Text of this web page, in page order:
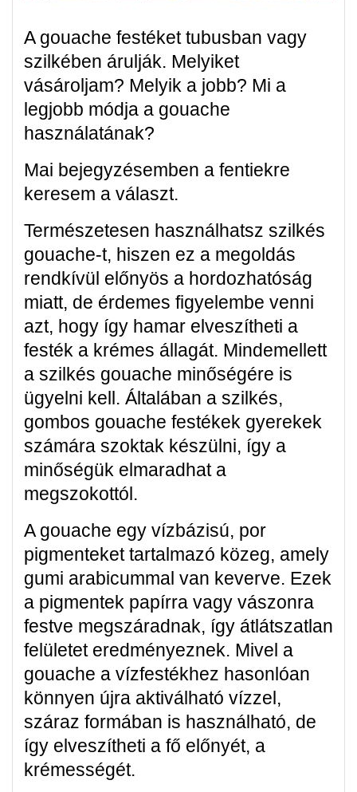
A gouache festéket tubusban vagy
szilkében árulják. Melyiket
vásároljam? Melyik a jobb? Mi a
legjobb módja a gouache
használatának?
Mai bejegyzésemben a fentiekre
keresem a választ.
Természetesen használhatsz szilkés
gouache-t, hiszen ez a megoldás
rendkívül előnyös a hordozhatóság
miatt, de érdemes figyelembe venni
azt, hogy így hamar elveszítheti a
festék a krémes állagát. Mindemellett
a szilkés gouache minőségére is
ügyelni kell. Általában a szilkés,
gombos gouache festékek gyerekek
számára szoktak készülni, így a
minőségük elmaradhat a
megszokottól.
A gouache egy vízbázisú, por
pigmenteket tartalmazó közeg, amely
gumi arabicummal van keverve. Ezek
a pigmentek papírra vagy vászonra
festve megszáradnak, így átlátszatlan
felületet eredményeznek. Mivel a
gouache a vízfestékhez hasonlóan
könnyen újra aktiválható vízzel,
száraz formában is használható, de
így elveszítheti a fő előnyét, a
krémességét.